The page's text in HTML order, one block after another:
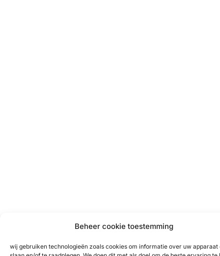
Beheer cookie toestemming
wij gebruiken technologieën zoals cookies om informatie over uw apparaat